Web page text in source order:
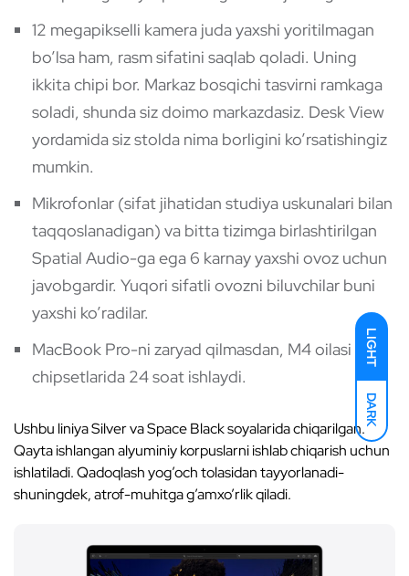
LIGHT
DARK
12 megapikselli kamera juda yaxshi yoritilmagan
bo’lsa ham, rasm sifatini saqlab qoladi. Uning
ikkita chipi bor. Markaz bosqichi tasvirni ramkaga
soladi, shunda siz doimo markazdasiz. Desk View
yordamida siz stolda nima borligini ko’rsatishingiz
mumkin.
Mikrofonlar (sifat jihatidan studiya uskunalari bilan
taqqoslanadigan) va bitta tizimga birlashtirilgan
Spatial Audio-ga ega 6 karnay yaxshi ovoz uchun
javobgardir. Yuqori sifatli ovozni biluvchilar buni
yaxshi ko’radilar.
MacBook Pro-ni zaryad qilmasdan, M4 oilasi
chipsetlarida 24 soat ishlaydi.
Ushbu liniya Silver va Space Black soyalarida chiqarilgan.
Qayta ishlangan alyuminiy korpuslarni ishlab chiqarish uchun
ishlatiladi. Qadoqlash yog’och tolasidan tayyorlanadi-
shuningdek, atrof-muhitga g’amxo’rlik qiladi.